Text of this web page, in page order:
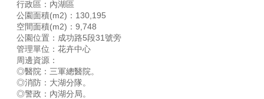
行政區：內湖區
公園面積(m2)：130,195
空間面積(m2)：9,748
公園位置：成功路5段31號旁
管理單位：花卉中心
周邊資源：
◎醫院：三軍總醫院。
◎消防：大湖分隊。
◎警政：內湖分局。